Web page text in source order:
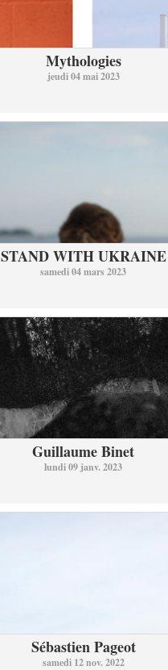
Mythologies
jeudi 04 mai 2023
STAND WITH UKRAINE
samedi 04 mars 2023
Guillaume Binet
lundi 09 janv. 2023
Sébastien Pageot
samedi 12 nov. 2022